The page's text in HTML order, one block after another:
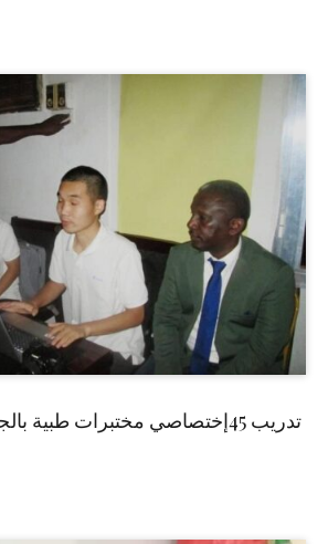
تدريب 45إختصاصي مختبرات طبية